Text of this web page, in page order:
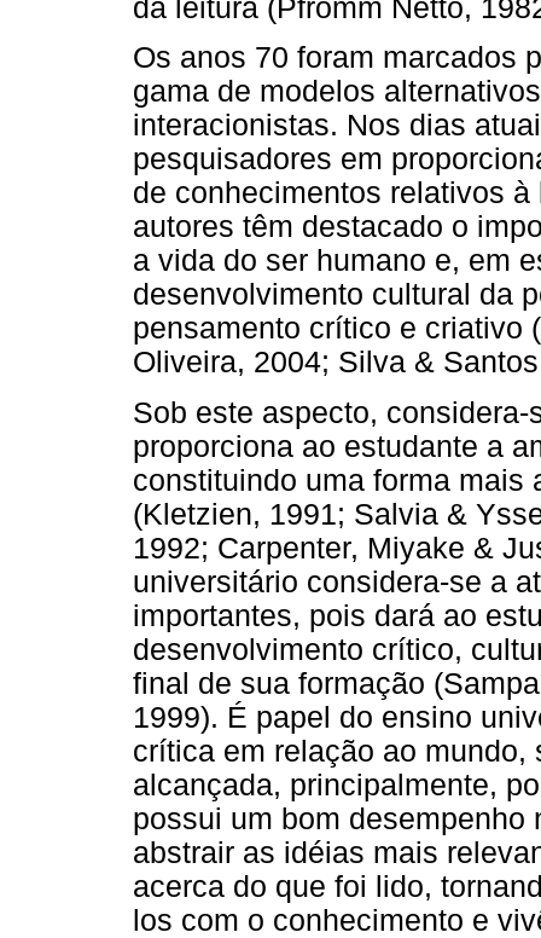
da leitura (Pfromm Netto,
Os anos 70 foram marcados
gama de modelos
interacionistas. Nos dias
pesquisadores em
de conhecimentos relativos
autores têm destacado o
a vida do ser humano e, em
desenvolvimento cultural da
pensamento crítico e criativo
Oliveira, 2004; Silva &
Sob este aspecto,
proporciona ao estudante a
constituindo uma forma mais
(Kletzien, 1991; Salvia &
1992; Carpenter, Miyake &
universitário considera-se a
importantes, pois dará ao
desenvolvimento crítico,
final de sua formação
1999). É papel do ensino
crítica em relação ao
alcançada, principalmente,
possui um bom
abstrair as idéias mais
acerca do que foi lido,
los com o conhecimento e